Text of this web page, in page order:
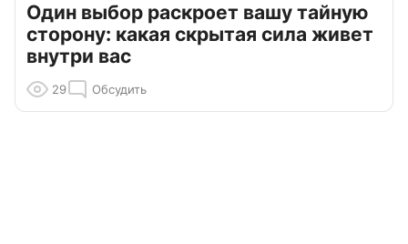
Один выбор раскроет вашу тайную
сторону: какая скрытая сила живет
внутри вас
29 Обсудить